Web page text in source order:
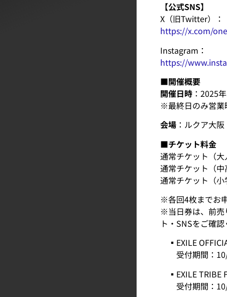
【公式SNS】
X（旧Twitter）：
https://x.com/
Instagram：
https://
■開催概要
開催日時 ：2025
※最終日のみ営業
会場 ：ルクア大
■チケット料金
通常チケット（
通常チケット（
通常チケット（
※各回4枚までお
※当日券は、前売
ト・SNSをご確認
▪︎EXILE
受付期間：10/
▪︎EXILE TRIBE
受付期間：10/